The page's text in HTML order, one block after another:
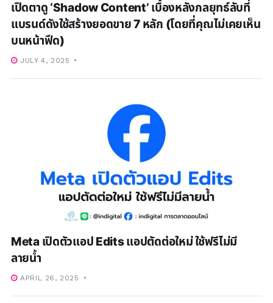
เปิดตาดู ‘Shadow Content’ เบื้องหลังกลยุทธ์ลับที่
แบรนด์ดังใช้สร้างยอดขาย 7 หลัก (โดยที่คุณไม่เคยเห็น
บนหน้าฟีด)
JULY 4, 2025
Meta เปิดตัวแอป Edits แอปตัดต่อใหม่ ใช้ฟรีไม่มี
ลายน้ำ
APRIL 26, 2025